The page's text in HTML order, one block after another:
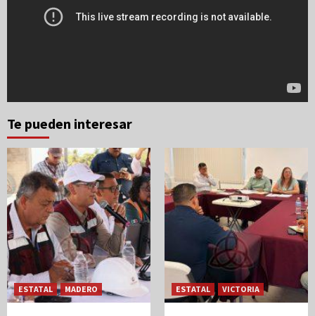
Te pueden interesar
ESTATAL MADERO ESTATAL VICTORIA